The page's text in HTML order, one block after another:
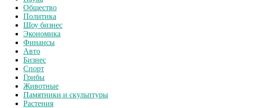
Общество
Политика
Шоу бизнес
Экономика
Финансы
Авто
Бизнес
Спорт
Грибы
Животные
Памятники и скульптуры
Растения